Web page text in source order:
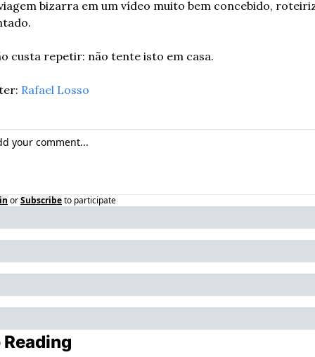
bizarra em um vídeo muito bem concebido,
custa repetir: não tente isto em casa.
Rafael Losso
orSubscribeto participate
Reading